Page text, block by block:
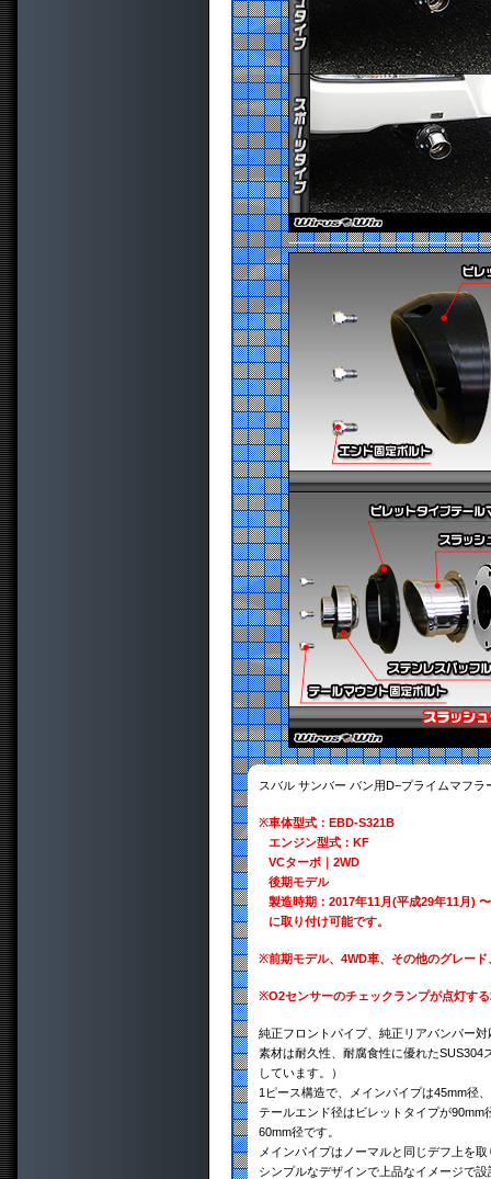
スバル サンバー バン用D−プライムマフ
※車体型式：EBD-S321B
エンジン型式：KF
VCターボ｜2WD
後期モデル
製造時期：2017年11月(平成29年11月)
に取り付け可能です。
※前期モデル、4WD車、その他のグレー
※O2センサーのチェックランプが点灯す
純正フロントパイプ、純正リアバンパー対
素材は耐久性、耐腐食性に優れた
しています。）
1ピース構造で、メインパイプは45mm径
テールエンド径はビレットタイプが
60mm径です。
メインパイプはノーマルと同じデフ上を
シンプルなデザインで上品なイメージで